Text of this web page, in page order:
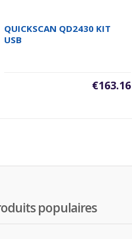
QUICKSCAN QD2430 KIT
USB
€163.16
populaires